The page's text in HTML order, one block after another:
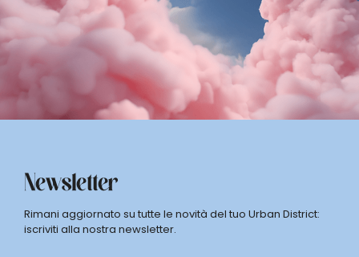
Newsletter
Rimani aggiornato su tutte le novità del tuo Urban District:
iscriviti alla nostra newsletter.